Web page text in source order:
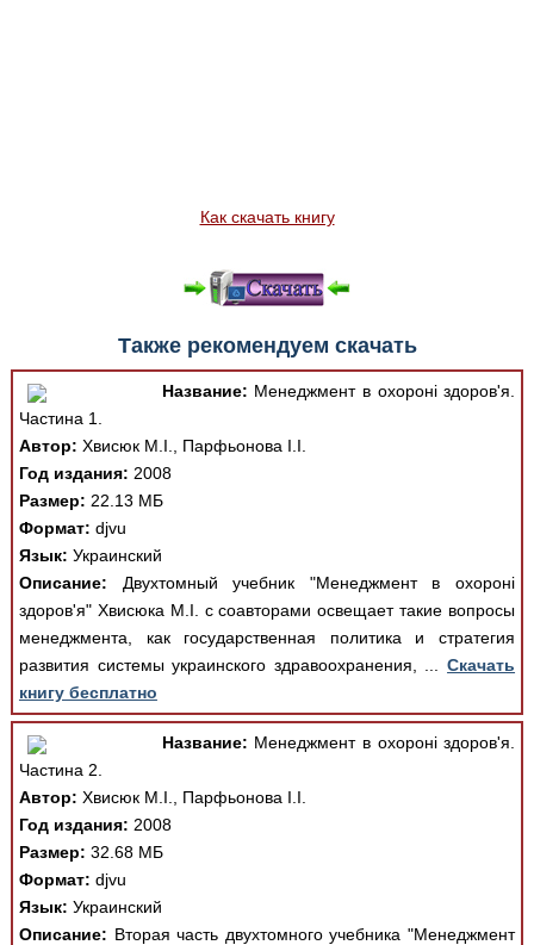
Как скачать книгу
Также рекомендуем скачать
Название: Менеджмент в охороні здоров'я.
Частина 1.
Автор: Хвисюк М.І., Парфьонова І.І.
Год издания: 2008
Размер: 22.13 МБ
Формат: djvu
Язык: Украинский
Описание: Двухтомный учебник "Менеджмент в охороні
здоров'я" Хвисюка М.І. с соавторами освещает такие вопросы
менеджмента, как государственная политика и стратегия
развития системы украинского здравоохранения, ...Скачать
книгу бесплатно
Название: Менеджмент в охороні здоров'я.
Частина 2.
Автор: Хвисюк М.І., Парфьонова І.І.
Год издания: 2008
Размер: 32.68 МБ
Формат: djvu
Язык: Украинский
Описание: Вторая часть двухтомного учебника "Менеджмент